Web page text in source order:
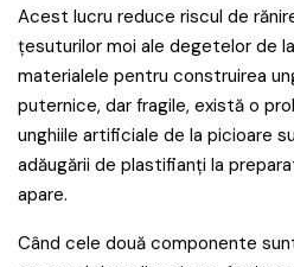
Acest lucru reduce riscul de
țesuturilor moi ale degetelor de
materialele pentru construirea
puternice, dar fragile, există o
unghiile artificiale de la picioare
adăugării de plastifianți la
apare.
Când cele două componente